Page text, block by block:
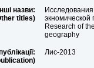
Інші назви:
titles)
экномической
Research of
geography
Лис-2013